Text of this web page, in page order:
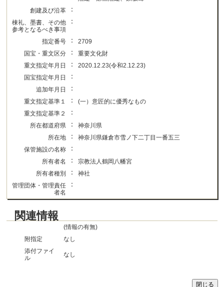
創建及び沿革
：
棟礼、墨書、その他
参考となるべき事項
：
指定番号 ：
2709
国宝・重文区分
：
重要文化財
重文指定年月日
：
2020.12.23(令和2.12.23)
国宝指定年月日
：
追加年月日 ：
重文指定基準１ ：
(一）意匠的に優秀なもの
重文指定基準２
：
所在都道府県 ：
神奈川県
所在地
：
神奈川県鎌倉市雪ノ下二丁目一番五三
保管施設の名称
：
所有者名 ：
宗教法人鶴岡八幡宮
所有者種別
：
神社
管理団体・管理責任
者名
：
関連情報
(情報の有無)
附指定
なし
添付ファイ
ル
なし